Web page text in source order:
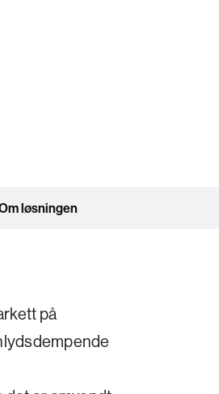
løsningen
på